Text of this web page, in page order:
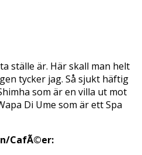
ställe är. Här skall man helt
tycker jag. Så sjukt häftig
som är en villa ut mot
Di Ume som är ett Spa
CafÃ©er: